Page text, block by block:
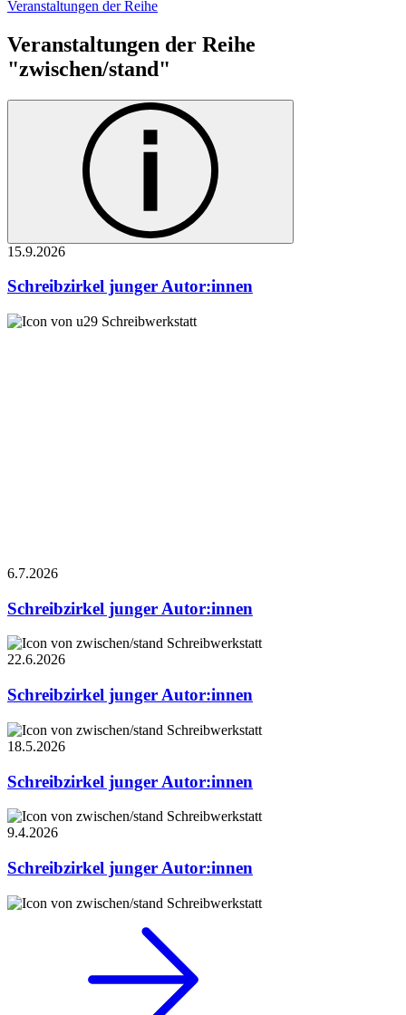
Veranstaltungen der Reihe
Veranstaltungen der Reihe
"zwischen/stand"
15.9.2026
Schreibzirkel junger Autor:innen
Schreibwerkstatt
6.7.2026
Schreibzirkel junger Autor:innen
Schreibwerkstatt
22.6.2026
Schreibzirkel junger Autor:innen
Schreibwerkstatt
18.5.2026
Schreibzirkel junger Autor:innen
Schreibwerkstatt
9.4.2026
Schreibzirkel junger Autor:innen
Schreibwerkstatt